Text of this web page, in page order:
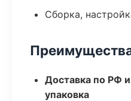
Сборка,
Доставка по РФ
упаковка